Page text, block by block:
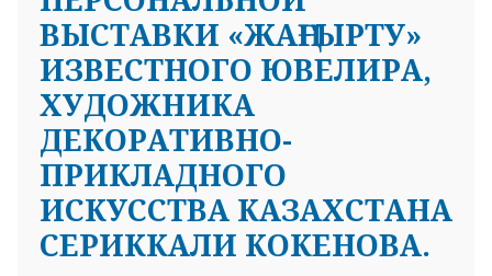
ВЫСТАВКИ «ЖАҢҒЫРТУ»
ИЗВЕСТНОГО ЮВЕЛИРА,
ХУДОЖНИКА
ДЕКОРАТИВНО-
ПРИКЛАДНОГО
ИСКУССТВА КАЗАХСТАНА
СЕРИККАЛИ КОКЕНОВА.